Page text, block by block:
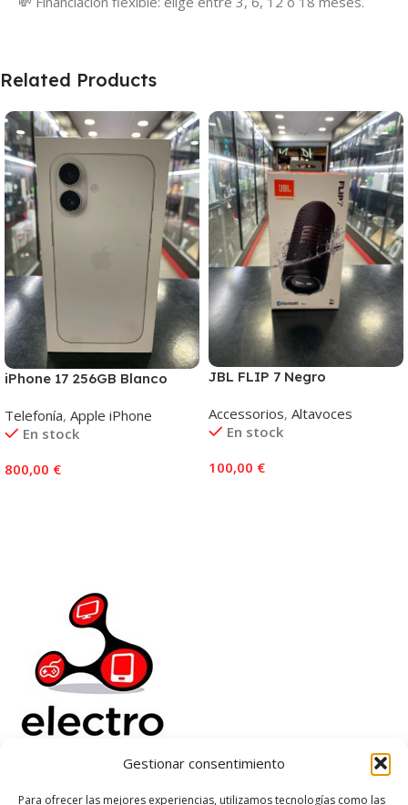
Gestionar consentimiento
Para ofrecer las mejores experiencias, utilizamos tecnologías como las
Related Products
iPhone 17 256GB Blanco
Telefonía, Apple iPhone
En stock
800,00 €
JBL FLIP 7 Negro
Accessorios, Altavoces
En stock
100,00 €
Electrorenover